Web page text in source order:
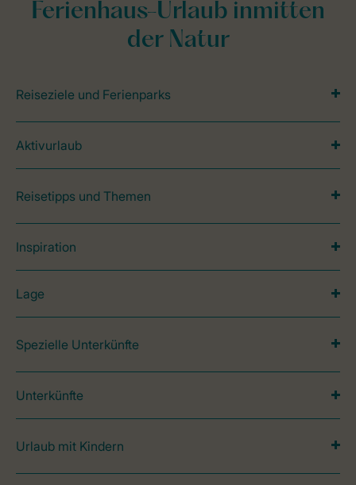
Ferienhaus-Urlaub inmitten
der Natur
Reiseziele und Ferienparks
Aktivurlaub
Reisetipps und Themen
Inspiration
Lage
Spezielle Unterkünfte
Unterkünfte
Urlaub mit Kindern